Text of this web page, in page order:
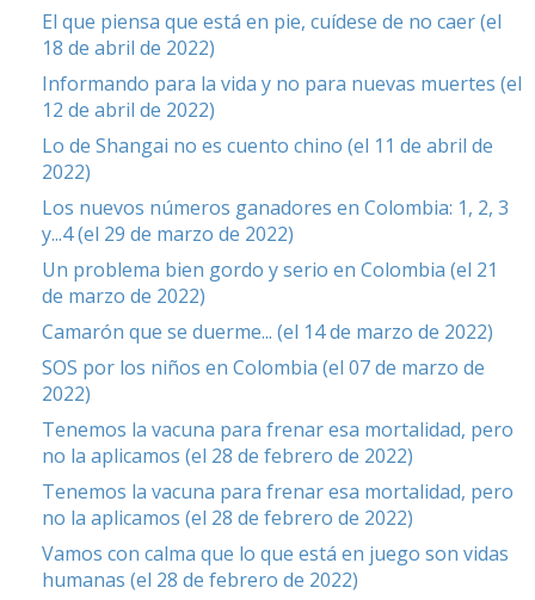
El que piensa que está en pie, cuídese de no caer (el
18 de abril de 2022)
Informando para la vida y no para nuevas muertes (el
12 de abril de 2022)
Lo de Shangai no es cuento chino (el 11 de abril de
2022)
Los nuevos números ganadores en Colombia: 1, 2, 3
y...4 (el 29 de marzo de 2022)
Un problema bien gordo y serio en Colombia (el 21
de marzo de 2022)
Camarón que se duerme... (el 14 de marzo de 2022)
SOS por los niños en Colombia (el 07 de marzo de
2022)
Tenemos la vacuna para frenar esa mortalidad, pero
no la aplicamos (el 28 de febrero de 2022)
Tenemos la vacuna para frenar esa mortalidad, pero
no la aplicamos (el 28 de febrero de 2022)
Vamos con calma que lo que está en juego son vidas
humanas (el 28 de febrero de 2022)